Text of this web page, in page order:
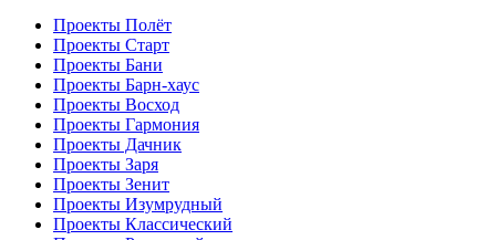
Проекты Полёт
Проекты Старт
Проекты Бани
Проекты Барн-хаус
Проекты Восход
Проекты Гармония
Проекты Дачник
Проекты Заря
Проекты Зенит
Проекты Изумрудный
Проекты Классический